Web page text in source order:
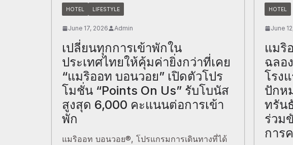
HOTEL LIFESTYLE
June 17, 2026 Admin
เปลี่ยนทุกการเข้าพักใน
ประเทศไทยให้คุ้มค่ายิ่งกว่าที่เคย
“แมริออท บอนวอย” เปิดตัวโปร
โมชั่น “Points On Us” รับโบนัส
สูงสุด 6,000 คะแนนต่อการเข้า
พัก
แมริออท บอนวอย®, โปรแกรมการเดินทางที่ได้
HOTEL
June
แมริ
ฉลอ
โรง
ปักห
ทรัน
ร่วม
การ